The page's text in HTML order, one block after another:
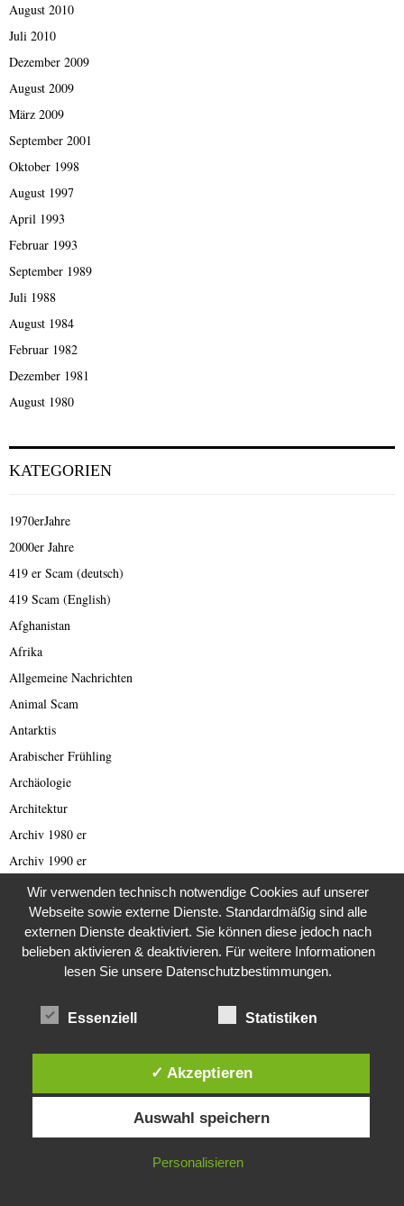
August 2010
Juli 2010
Dezember 2009
August 2009
März 2009
September 2001
Oktober 1998
August 1997
April 1993
Februar 1993
September 1989
Juli 1988
August 1984
Februar 1982
Dezember 1981
August 1980
KATEGORIEN
1970erJahre
2000er Jahre
419 er Scam (deutsch)
419 Scam (English)
Afghanistan
Afrika
Allgemeine Nachrichten
Animal Scam
Antarktis
Arabischer Frühling
Archäologie
Architektur
Archiv 1980 er
Archiv 1990 er
Artículo en lengua española
Asien
Australien
Bücher
Diese Website verwendet Cookies. Durch die weitere Nutzung dieser
Website stimmst du der Verwendung von Cookies zu.
IN ORDNUNG
Wir verwenden technisch notwendige Cookies auf unserer
Webseite sowie externe Dienste. Standardmäßig sind alle
externen Dienste deaktiviert. Sie können diese jedoch nach
belieben aktivieren & deaktivieren. Für weitere Informationen
lesen Sie unsere Datenschutzbestimmungen.
Essenziell Statistiken
✓ Akzeptieren
Auswahl speichern
Personalisieren